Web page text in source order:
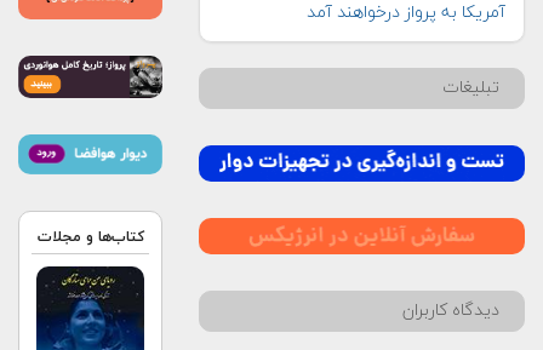
آمریکا به پرواز درخواهند آمد
تبلیغات
دیدگاه کاربران
کتاب‌ها و مجلات